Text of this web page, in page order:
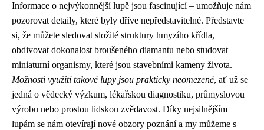
Informace o nejvýkonnější lupě jsou fascinující – umožňuje nám
pozorovat detaily, které byly dříve nepředstavitelné. Představte
si, že můžete sledovat složité struktury hmyzího křídla,
obdivovat dokonalost broušeného diamantu nebo studovat
miniaturní organismy, které jsou stavebními kameny života.
Možnosti využití takové lupy jsou prakticky neomezené, ať už se
jedná o vědecký výzkum, lékařskou diagnostiku, průmyslovou
výrobu nebo prostou lidskou zvědavost. Díky nejsilnějším
lupám se nám otevírají nové obzory poznání a my můžeme s